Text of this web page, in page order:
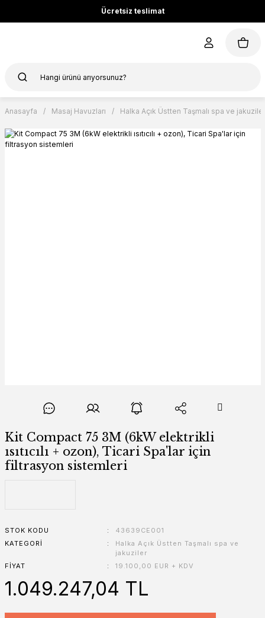
Ücretsiz teslimat
Anasayfa Masaj Havuzları Halka Açık Üstten Taşmalı spa ve jakuziler
Kit Compact 75 3M (6kW elektrikli
ısıtıcılı + ozon), Ticari Spa'lar için
filtrasyon sistemleri
STOK KODU
43639CE001
KATEGORI
Halka Açık Üstten Taşmalı spa ve
jakuziler
FIYAT
19.100,00 EUR + KDV
1.049.247,04 TL